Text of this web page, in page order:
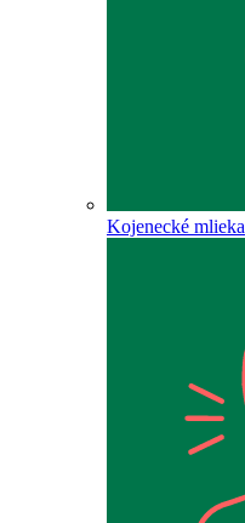
Kojenecké mlieka